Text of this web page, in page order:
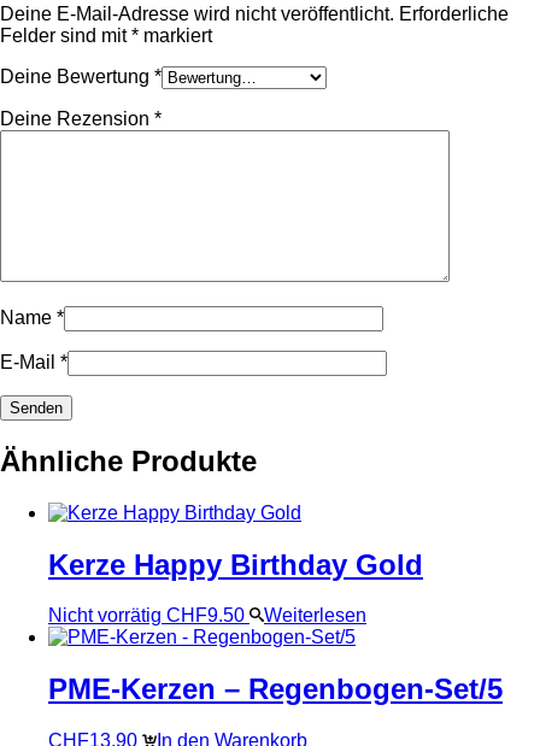
Deine E-Mail-Adresse wird nicht veröffentlicht. Erforderliche
Felder sind mit* markiert
Deine Bewertung *
Deine Rezension *
Name *
E-Mail *
Ähnliche Produkte
Kerze Happy Birthday Gold
Nicht vorrätig CHF9.50 Weiterlesen
PME-Kerzen – Regenbogen-Set/5
CHF13.90 In den Warenkorb